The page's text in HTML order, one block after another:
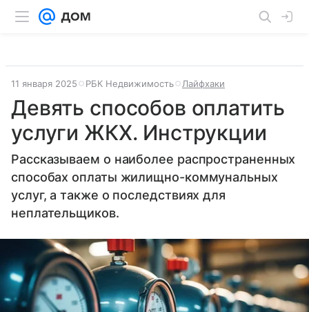
11 января 2025 РБК Недвижимость Лайфхаки
Девять способов оплатить
услуги ЖКХ. Инструкции
Рассказываем о наиболее распространенных
способах оплаты жилищно-коммунальных
услуг, а также о последствиях для
неплательщиков.